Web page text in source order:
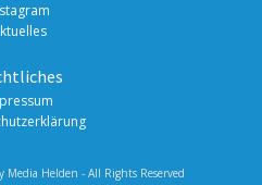
Media Helden - All Rights Reserved